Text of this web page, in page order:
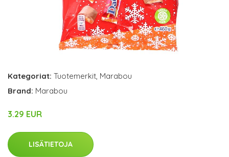
Kategoriat: Tuotemerkit, Marabou
Brand: Marabou
3.29 EUR
LISÄTIETOJA